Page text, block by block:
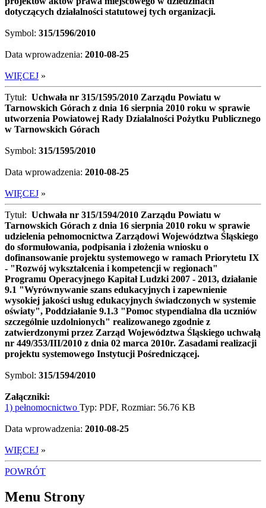
dotyczących działalności statutowej tych organizacji.
Symbol: 315/1596/2010
Data wprowadzenia: 2010-08-25
WIĘCEJ »
Tytuł: Uchwała nr 315/1595/2010 Zarządu Powiatu w
Tarnowskich Górach z dnia 16 sierpnia 2010 roku w sprawie
utworzenia Powiatowej Rady Działalności Pożytku Publicznego
w Tarnowskich Górach
Symbol: 315/1595/2010
Data wprowadzenia: 2010-08-25
WIĘCEJ »
Tytuł: Uchwała nr 315/1594/2010 Zarządu Powiatu w
Tarnowskich Górach z dnia 16 sierpnia 2010 roku w sprawie
udzielenia pełnomocnictwa Zarządowi Województwa Śląskiego
do sformułowania, podpisania i złożenia wniosku o
dofinansowanie projektu systemowego w ramach Priorytetu IX
- "Rozwój wykształcenia i kompetencji w regionach"
Programu Operacyjnego Kapitał Ludzki 2007 - 2013, działanie
9.1 "Wyrównywanie szans edukacyjnych i zapewnienie
wysokiej jakości usług edukacyjnych świadczonych w systemie
oświaty", Poddziałanie 9.1.3 "Pomoc stypendialna dla uczniów
szczególnie uzdolnionych" realizowanego zgodnie z
zatwierdzonymi przez Zarząd Województwa Śląskiego uchwałą
nr 449/353/III/2010 z dnia 02 marca 2010r. Zasadami realizacji
projektu systemowego Instytucji Pośredniczącej.
Symbol: 315/1594/2010
Załączniki:
1) pełnomocnictwo Typ: PDF, Rozmiar: 56.76 KB
Data wprowadzenia: 2010-08-25
WIĘCEJ »
POWRÓT
Menu Strony